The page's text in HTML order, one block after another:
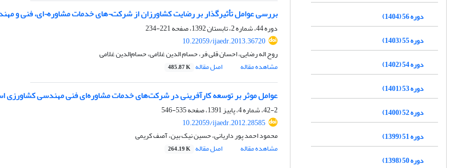
بررسی عوامل تأثیرگذار بر رضایت کشاورزان از شرکت¬های خدمات مشاوره¬ای، فنی و
دوره 44، شماره 2، تابستان 1392، صفحه
221-234
10.22059/ijaedr.2013.36720
روح اله رضایی، احسان قلی فر، حسام الدین غلامی، حسام‌الدین غلامی
مشاهده مقاله
اصل مقاله 485.87 K
عوامل موثر بر توسعه کارآفرینی در شرکت‌های خدمات مشاوره‌ای فنی مهندسی کشاورزی
42-2، شماره 4، پاییز 1391، صفحه
535-546
10.22059/ijaedr.2012.28585
محمود احمد پور داریانی، حسین نیک بین، آصف کریمی
مشاهده مقاله
اصل مقاله 264.19 K
دوره 56 (1404)
دوره 55 (1403)
دوره 54 (1402)
دوره 53 (1401)
دوره 52 (1400)
دوره 51 (1399)
دوره 50 (1398)